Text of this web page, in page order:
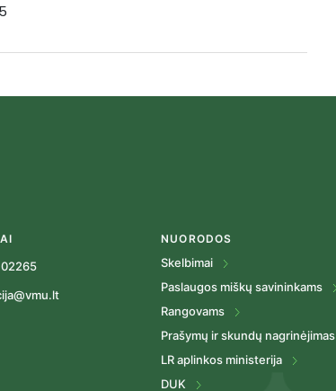
NUORODOS
Skelbimai
Paslaugos miškų savininkams
Rangovams
Prašymų ir skundų nagrinėjimas
LR aplinkos ministerija
DUK